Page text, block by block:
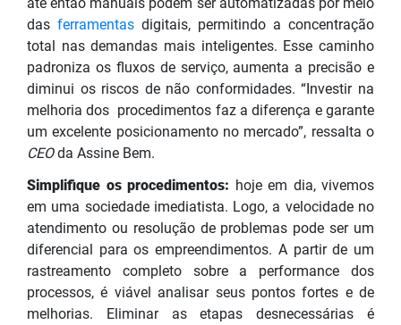
das ferramentas digitais, permitindo a concentração
total nas demandas mais inteligentes. Esse caminho
padroniza os fluxos de serviço, aumenta a precisão e
diminui os riscos de não conformidades.“Investir na
melhoria dos procedimentos faz a diferença e garante
um excelente posicionamento no mercado”, ressalta o
CEOda Assine Bem.
Simplifique os procedimentos: hoje em dia, vivemos
em uma sociedade imediatista. Logo, a velocidade no
atendimento ou resolução de problemas pode ser um
diferencial para os empreendimentos. A partir de um
rastreamento completo sobre a performance dos
processos, é viável analisar seus pontos fortes e de
melhorias. Eliminar as etapas desnecessárias é